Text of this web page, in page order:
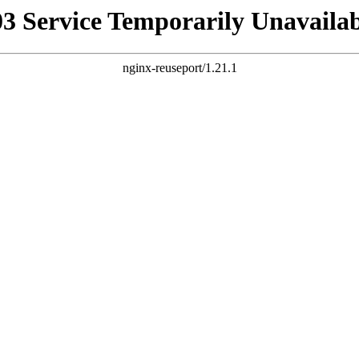
Service Temporarily
nginx-reuseport/1.21.1